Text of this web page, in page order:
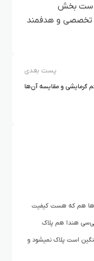
است بخش
تخصصی و هدفمند
پست بعدی
گرمایشی و مقایسه آن‌ها
هم که هست کیفیت
دارند مثل بنلی ۳۰۰ موتور ها ۴۰۰ سی‌سی هندا هم پلاک
است موتور ۱۳۰۰ بسیار سنگین است پلاک نمیشود و